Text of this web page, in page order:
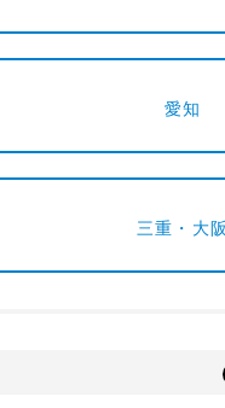
愛知
三重・大